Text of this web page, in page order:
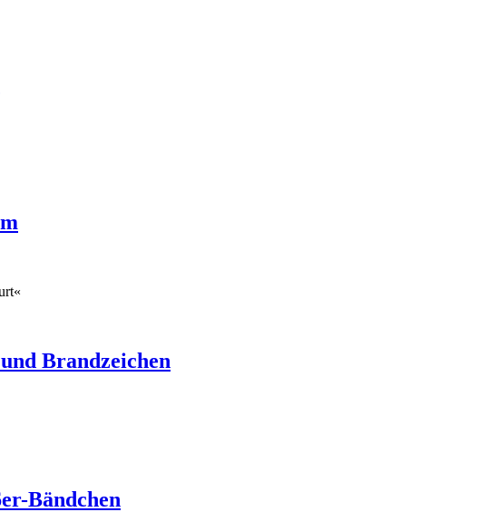
Brandzeichen
Bändchen